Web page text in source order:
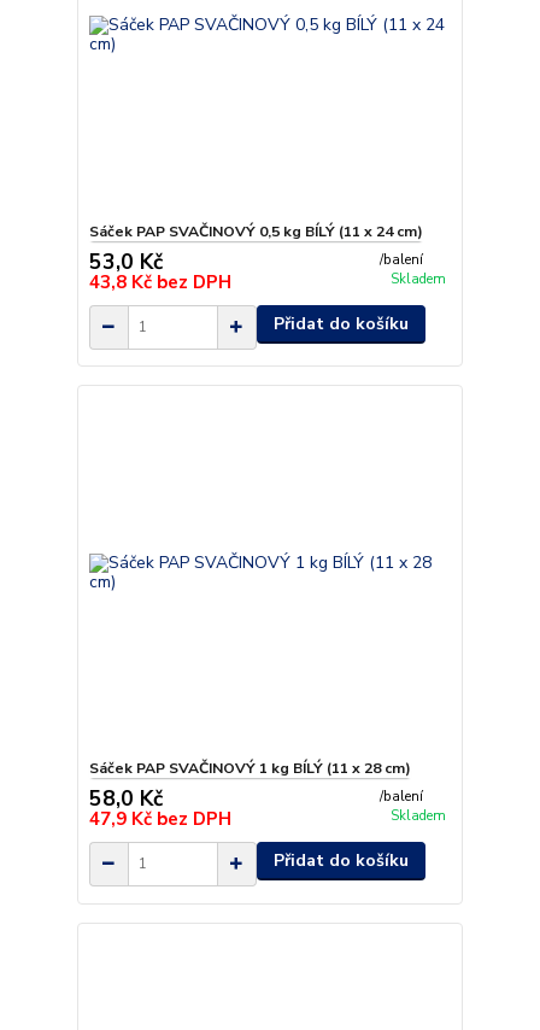
Sáček PAP SVAČINOVÝ 0,5 kg BÍLÝ (11 x 24 cm)
53,0 Kč /balení
43,8 Kč bez DPH Skladem
Přidat do košíku
Sáček PAP SVAČINOVÝ 1 kg BÍLÝ (11 x 28 cm)
58,0 Kč /balení
47,9 Kč bez DPH Skladem
Přidat do košíku